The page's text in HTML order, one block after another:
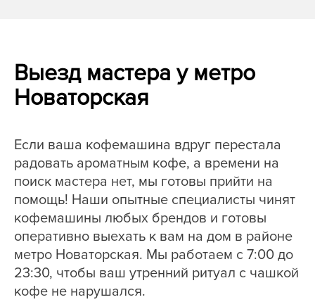
Выезд мастера у метро
Новаторская
Если ваша кофемашина вдруг перестала
радовать ароматным кофе, а времени на
поиск мастера нет, мы готовы прийти на
помощь! Наши опытные специалисты чинят
кофемашины любых брендов и готовы
оперативно выехать к вам на дом в районе
метро Новаторская. Мы работаем с 7:00 до
23:30, чтобы ваш утренний ритуал с чашкой
кофе не нарушался.